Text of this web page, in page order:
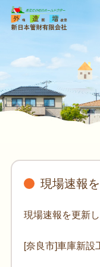
現場速報
現場速報を更新し
[奈良市]車庫新